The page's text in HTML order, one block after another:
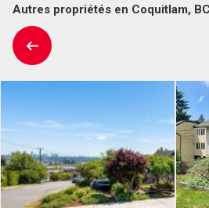
Autres propriétés en Coquitlam,